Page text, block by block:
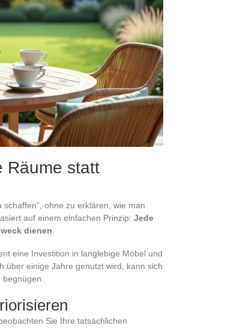
Räume statt
ohne zu erklären, wie man
auf einem einfachen Prinzip: Jede
dienen.
eine Investition in langlebige Möbel und
über einige Jahre genutzt wird, kann sich
begnügen.
Sie Ihre tatsächlichen